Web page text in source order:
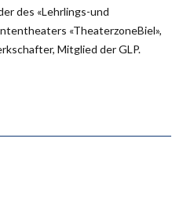
des «Lehrlings-und
«TheaterzoneBiel»,
Mitglied der GLP.